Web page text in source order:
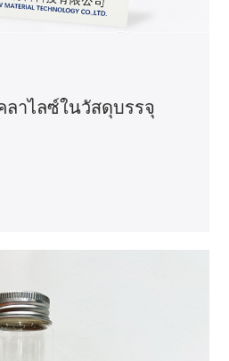
าไลซ์ในวัสดุบรรจุ